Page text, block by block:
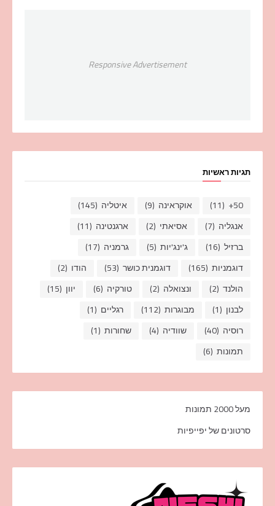
Responsive Advertisement
תגיות ראשיות
50+
(11) אוקראינה (9) איטליה (145)
אנגליה (7) אסיאתי (2) ארגנטינה (11)
ברזיל (16) ג'ינג'יות (5) גרמניה (17)
דוגמניות (165) דוגמנית כושר (53) הודו (2)
הולנד (2) ונצואלה (2) טורקיה (6) יוון (15)
לבנון (1) מבוגרות (112) רגליים (1)
רוסיה (40) שוודיה (4) שחורות (1)
תמונות (6)
מעל 2000 תמונות
סרטונים של יפייפיות